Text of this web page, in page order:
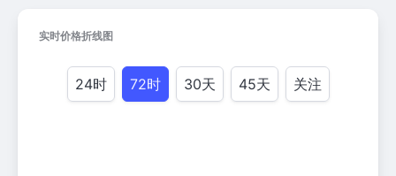
实时价格折线图
24时 72时 30天 45天 关注